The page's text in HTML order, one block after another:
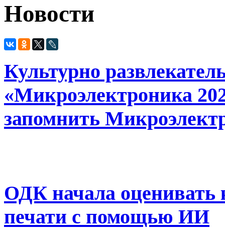
Новости
Культурно
«Микроэлектроника
запомнить
ОДК начала оценивать
печати с помощью ИИ